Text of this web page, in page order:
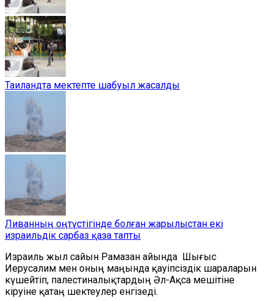
Таиландта мектепте шабуыл жасалды
Ливанның оңтүстігінде болған жарылыстан екі
израильдік сарбаз қаза тапты
Израиль жыл сайын Рамазан айында Шығыс
Иерусалим мен оның маңында қауіпсіздік шараларын
күшейтіп, палестиналықтардың Әл-Ақса мешітіне
кіруіне қатаң шектеулер енгізеді.